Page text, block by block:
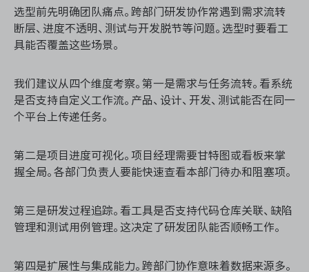
选型前先明确团队痛点。跨部门研发协作常遇到需求流转
断层、进度不透明、测试与开发脱节等问题。选型时要看工
具能否覆盖这些场景。
我们建议从四个维度考察。第一是需求与任务流转。看系统
是否支持自定义工作流。产品、设计、开发、测试能否在同一
个平台上传递任务。
第二是项目进度可视化。项目经理需要甘特图或看板来掌
握全局。各部门负责人要能快速查看本部门待办和阻塞项。
第三是研发过程追踪。看工具是否支持代码仓库关联、缺陷
管理和测试用例管理。这决定了研发团队能否顺畅工作。
第四是扩展性与集成能力。跨部门协作意味着数据来源多。